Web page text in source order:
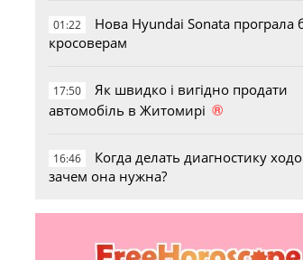
01:22
Нова Hyundai Sonata програла
кросоверам
17:50
Як швидко і вигідно продати
автомобіль в Житомирі ®
16:46
Когда делать диагностику
зачем она нужна?